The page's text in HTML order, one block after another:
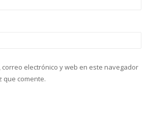
correo electrónico y web en este navegador
que comente.